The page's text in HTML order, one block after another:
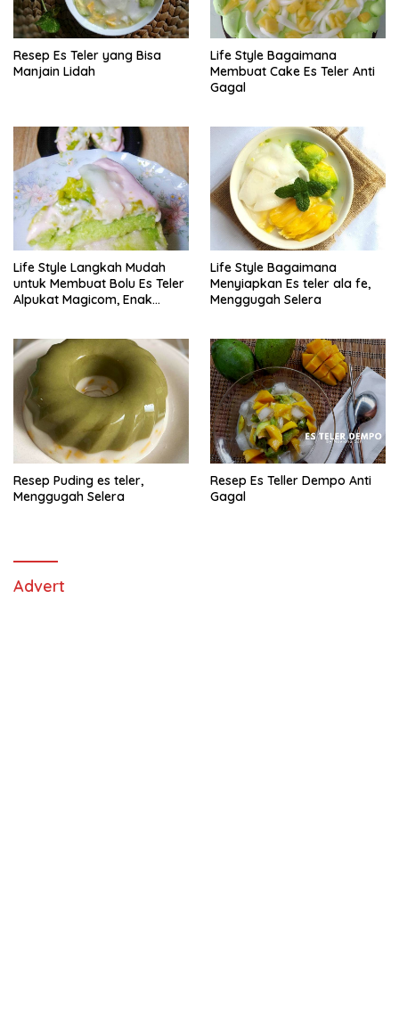
Resep Es Teler yang Bisa
Manjain Lidah
Life Style Bagaimana
Membuat Cake Es Teler Anti
Gagal
Life Style Langkah Mudah
untuk Membuat Bolu Es Teler
Alpukat Magicom, Enak
Life Style Bagaimana
Menyiapkan Es teler ala fe,
Menggugah Selera
Resep Puding es teler,
Menggugah Selera
Resep Es Teller Dempo Anti
Gagal
Advert